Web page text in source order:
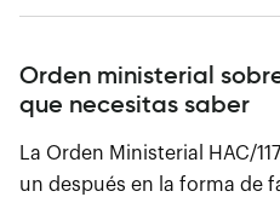
Orden ministerial
que necesitas saber
La Orden Ministerial HAC/
un después en la forma de